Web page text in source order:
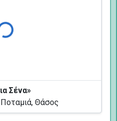
Φόρτωση...
Σένα»
Θάσος